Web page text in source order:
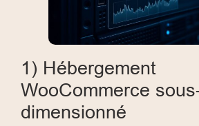
1) Hébergement
WooCommerce
dimensionné